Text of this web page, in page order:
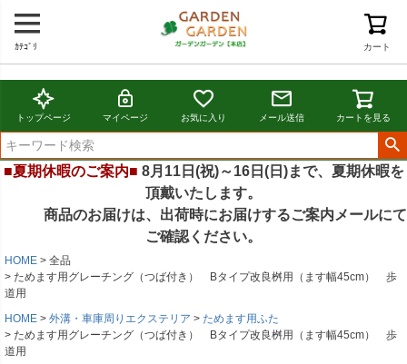
カート
ｶﾃｺﾞﾘ
トップページ マイページ お気に入り メール送信 カートを見る
■夏期休暇のご案内■ 8月11日(祝)～16日(日)まで、夏期休暇を
頂戴いたします。
商品のお届けは、出荷時にお届けするご案内メールにて
ご確認ください。
HOME
全品
ためます用グレーチング（つば付き） Bタイプ改良桝用（ます幅45cm） 歩
道用
HOME
外溝・車庫周りエクステリア
ためます用ふた
ためます用グレーチング（つば付き） Bタイプ改良桝用（ます幅45cm） 歩
道用